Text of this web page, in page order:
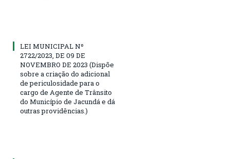
LEI MUNICIPAL Nº
2722/2023, DE 09 DE
NOVEMBRO DE 2023 (Dispõe
sobre a criação do adicional
de periculosidade para o
cargo de Agente de Trânsito
do Município de Jacundá e dá
outras providências.)